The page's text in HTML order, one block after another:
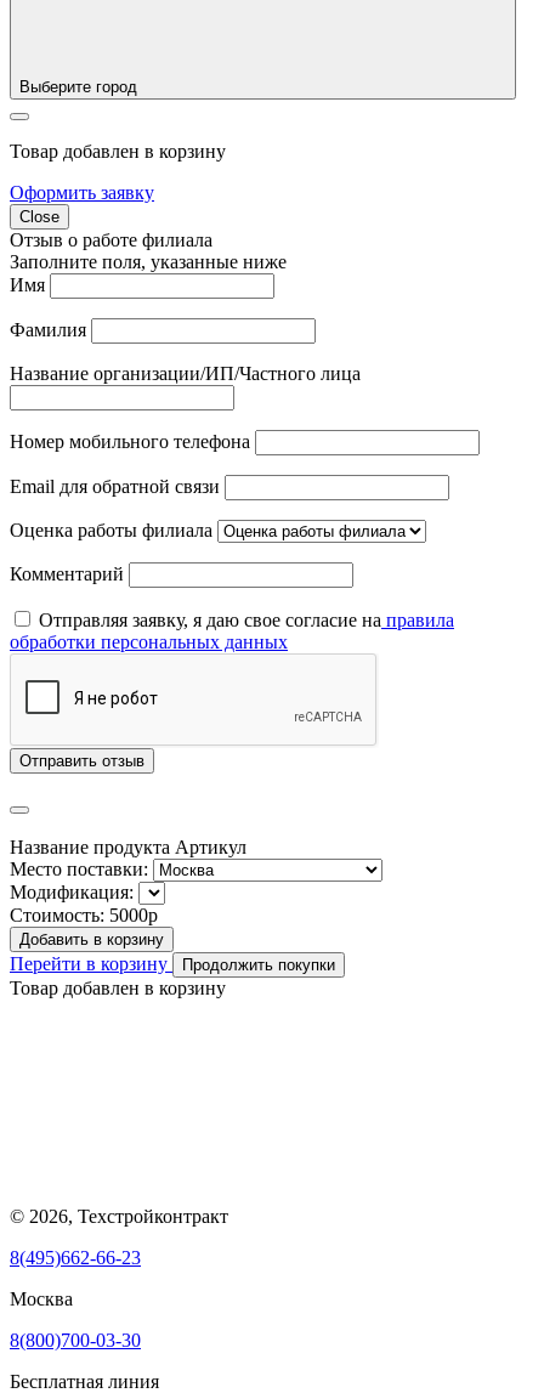
Выберите город
Товар добавлен в корзину
Оформить заявку
Close
Отзыв о работе филиала
Заполните поля, указанные ниже
Имя
Фамилия
Название организации/ИП/Частного лица
Номер мобильного телефона
Email для обратной связи
Оценка работы филиала
Комментарий
Отправляя заявку, я даю свое согласие на правила
обработки персональных данных
Отправить отзыв
Название продукта Артикул
Место поставки:
Модификация:
Стоимость: 5000р
Добавить в корзину
Перейти в корзину Продолжить покупки
Товар добавлен в корзину
© 2026, Техстройконтракт
8(495)662-66-23
Москва
8(800)700-03-30
Бесплатная линия